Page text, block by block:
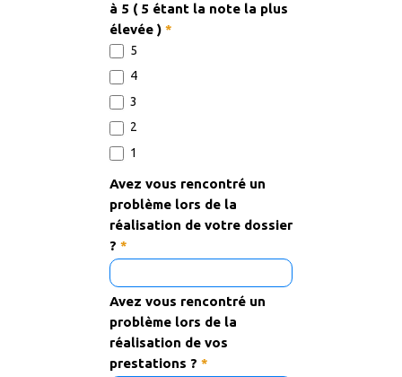
à 5 ( 5 étant la note la plus
élevée ) *
5
4
3
2
1
Avez vous rencontré un
problème lors de la
réalisation de votre dossier
? *
Avez vous rencontré un
problème lors de la
réalisation de vos
prestations ? *